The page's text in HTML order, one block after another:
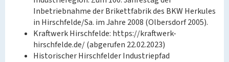
Inbetriebnahme der Brikettfabrik des BKW Herkules
in Hirschfelde/Sa. im Jahre 2008 (Olbersdorf 2005).
Kraftwerk Hirschfelde: https://kraftwerk-
hirschfelde.de/ (abgerufen 22.02.2023)
Historischer Hirschfelder Industriepfad